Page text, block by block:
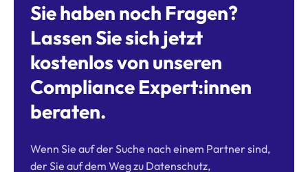
Sie haben noch Fragen?
Lassen Sie sich jetzt
kostenlos von unseren
Compliance Expert:innen
beraten.
Wenn Sie auf der Suche nach einem Partner sind,
der Sie auf dem Weg zu Datenschutz,